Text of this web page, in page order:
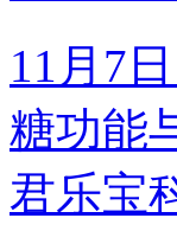
11月7
糖功能
君乐宝